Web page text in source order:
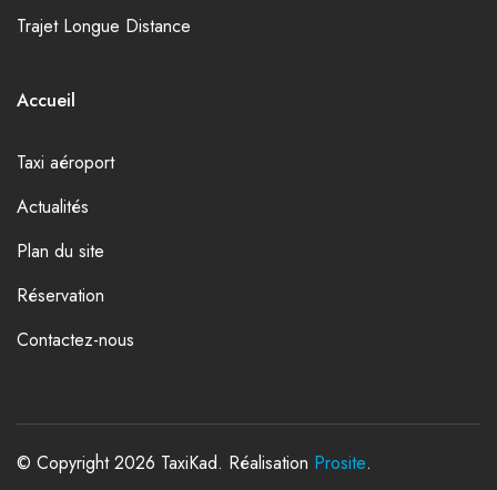
Trajet Longue Distance
Accueil
Taxi aéroport
Actualités
Plan du site
Réservation
Contactez-nous
© Copyright 2026 TaxiKad. Réalisation Prosite.